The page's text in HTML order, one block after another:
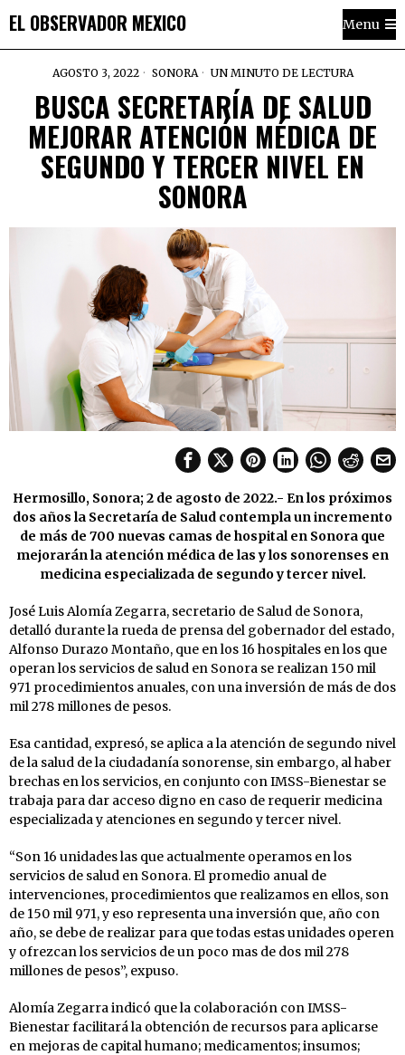
EL OBSERVADOR MEXICO Menu
AGOSTO 3, 2022 SONORA UN MINUTO DE LECTURA
BUSCA SECRETARÍA DE SALUD
MEJORAR ATENCIÓN MÉDICA DE
SEGUNDO Y TERCER NIVEL EN
SONORA
Hermosillo, Sonora; 2 de agosto de 2022.- En los próximos
dos años la Secretaría de Salud contempla un incremento
de más de 700 nuevas camas de hospital en Sonora que
mejorarán la atención médica de las y los sonorenses en
medicina especializada de segundo y tercer nivel.
José Luis Alomía Zegarra, secretario de Salud de Sonora,
detalló durante la rueda de prensa del gobernador del estado,
Alfonso Durazo Montaño, que en los 16 hospitales en los que
operan los servicios de salud en Sonora se realizan 150 mil
971 procedimientos anuales, con una inversión de más de dos
mil 278 millones de pesos.
Esa cantidad, expresó, se aplica a la atención de segundo nivel
de la salud de la ciudadanía sonorense, sin embargo, al haber
brechas en los servicios, en conjunto con IMSS-Bienestar se
trabaja para dar acceso digno en caso de requerir medicina
especializada y atenciones en segundo y tercer nivel.
“Son 16 unidades las que actualmente operamos en los
servicios de salud en Sonora. El promedio anual de
intervenciones, procedimientos que realizamos en ellos, son
de 150 mil 971, y eso representa una inversión que, año con
año, se debe de realizar para que todas estas unidades operen
y ofrezcan los servicios de un poco mas de dos mil 278
millones de pesos”, expuso.
Alomía Zegarra indicó que la colaboración con IMSS-
Bienestar facilitará la obtención de recursos para aplicarse
en mejoras de capital humano; medicamentos; insumos;